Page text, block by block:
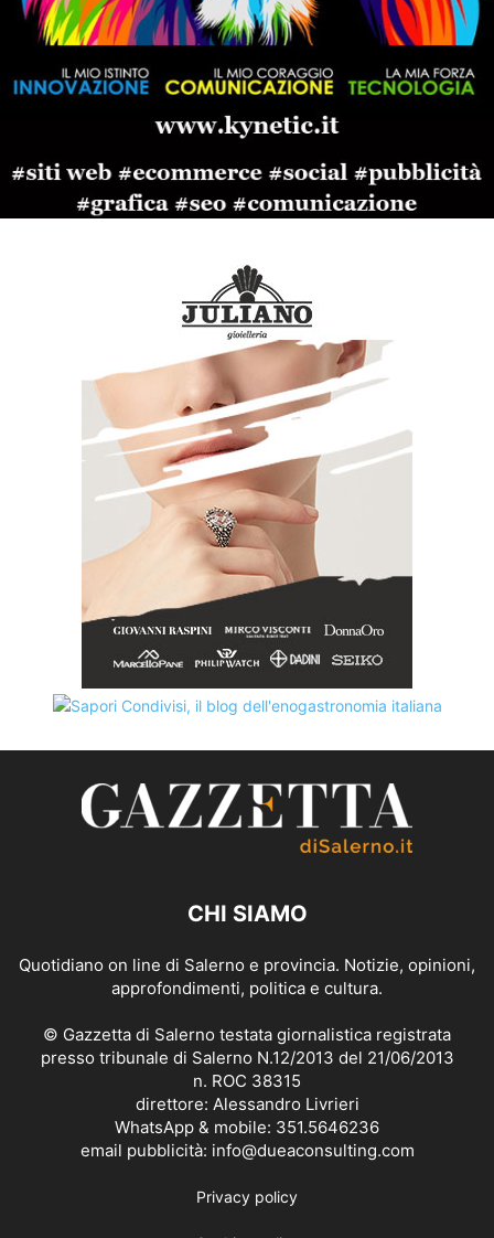
CHI SIAMO
Quotidiano on line di Salerno e provincia. Notizie, opinioni,
approfondimenti, politica e cultura.
© Gazzetta di Salerno testata giornalistica registrata
presso tribunale di Salerno N.12/2013 del 21/06/2013
n. ROC 38315
direttore: Alessandro Livrieri
WhatsApp & mobile: 351.5646236
email pubblicità: info@dueaconsulting.com
Privacy policy